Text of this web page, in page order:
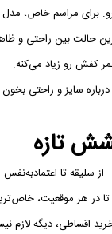
برای مراسم خاص،
حالت بین راحتی و
کفش رو زیاد می‌کنه.
درباره سایز و راحتی بخون.
تازه
در هر موقعیت،
اقساطی، دیگه